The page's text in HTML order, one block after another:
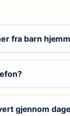
fra barn
gjennom